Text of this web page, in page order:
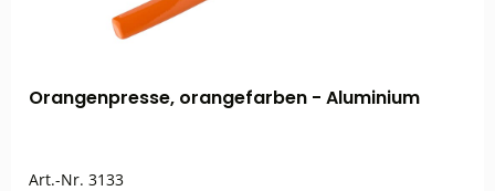
Orangenpresse, orangefarben - Aluminium
Art.-Nr. 3133